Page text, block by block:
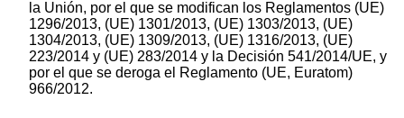
la Unión, por el que se modifican los Reglamentos (UE)
1296/2013, (UE) 1301/2013, (UE) 1303/2013, (UE)
1304/2013, (UE) 1309/2013, (UE) 1316/2013, (UE)
223/2014 y (UE) 283/2014 y la Decisión 541/2014/UE, y
por el que se deroga el Reglamento (UE, Euratom)
966/2012.